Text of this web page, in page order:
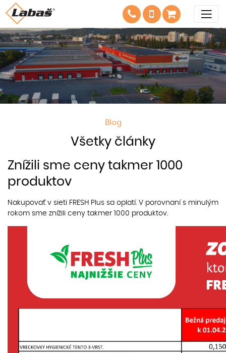
Blog
Všetky články
Znížili sme ceny takmer 1000
produktov
Nakupovať v sieti FRESH Plus sa oplatí. V porovnaní s minulým
rokom sme znížili ceny takmer 1000 produktov.